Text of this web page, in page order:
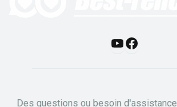
Y F
Des questions ou besoin